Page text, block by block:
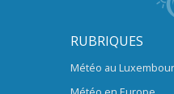
RUBRIQUES
Météo au